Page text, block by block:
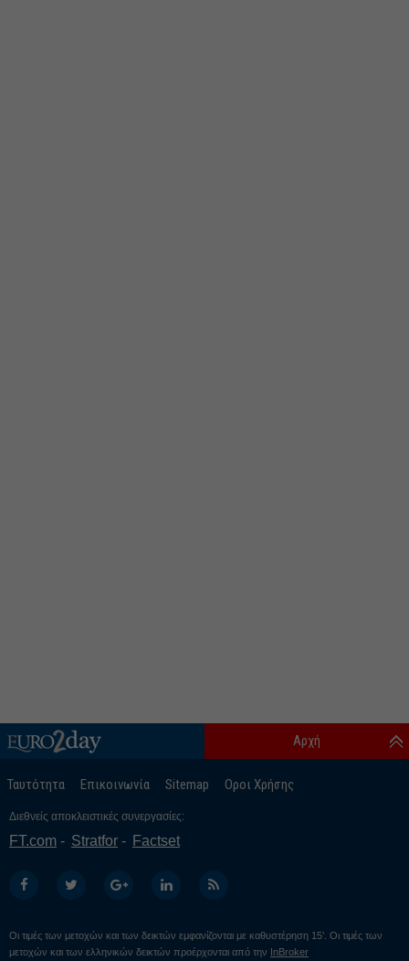
Ταυτότητα Επικοινωνία Sitemap Οροι Χρήσης
Αρχή
Διεθνείς αποκλειστικές συνεργασίες:
FT.com Stratfor Factset
Οι τιμές των μετοχών και των δεικτών εμφανίζονται με καθυστέρηση 15’. Οι τιμές των
μετοχών και των ελληνικών δεικτών προέρχονται από την InBroker